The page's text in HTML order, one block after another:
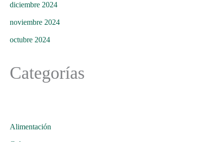
diciembre 2024
noviembre 2024
octubre 2024
Categorías
Alimentación